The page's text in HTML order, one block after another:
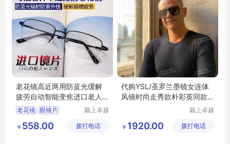
老花镜高近两用防蓝光缓解
疲劳自动智能变焦进口老人
眼镜片
老花镜 眼镜片
老人眼镜片
颍上卓越
有限公司
￥ 558.00 拨打电话
代购YSL/圣罗兰墨镜女连体
风镜时尚走秀款朴彩英同款
颍上卓越
有限公司
￥ 1920.00 拨打电话